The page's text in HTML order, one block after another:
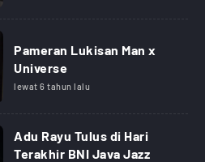
Pameran Lukisan Man x
Universe
lewat 6 tahun lalu
Adu Rayu Tulus di Hari
Terakhir BNI Java Jazz